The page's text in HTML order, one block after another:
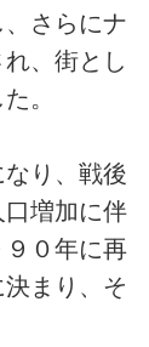
さらにナ
、街とし
。
り、戦後
増加に伴
０年に再
まり、そ